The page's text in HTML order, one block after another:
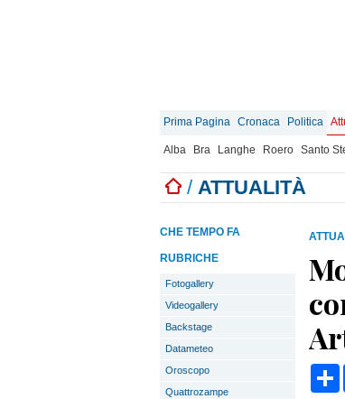
Prima Pagina Cronaca Politica
Alba Bra Langhe Roero Santo
/ ATTUALITÀ
CHE TEMPO FA
RUBRICHE
Fotogallery
Videogallery
Backstage
Datameteo
Oroscopo
Quattrozampe